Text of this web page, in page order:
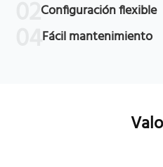
02Conﬁguración ﬂexible
Fácil mantenimiento